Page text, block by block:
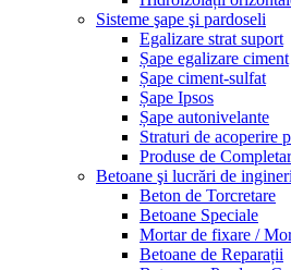
Sisteme şape şi pardoseli
Egalizare strat suport
Șape egalizare ciment
Șape ciment-sulfat
Șape Ipsos
Șape autonivelante
Straturi de acoperire
Produse de
Betoane şi lucrări de
Beton de Torcretare
Betoane Speciale
Mortar de fixare /
Betoane de Reparații